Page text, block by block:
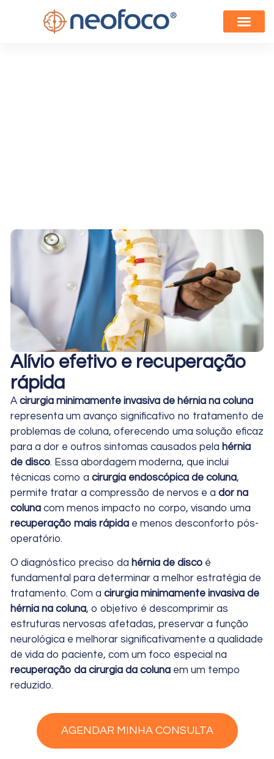
Alívio efetivo e recuperação
rápida
A cirurgia minimamente invasiva de hérnia na coluna
representa um avanço significativo no tratamento de
problemas de coluna, oferecendo uma solução eficaz
para a dor e outros sintomas causados pela hérnia
de disco. Essa abordagem moderna, que inclui
técnicas como a cirurgia endoscópica de coluna,
permite tratar a compressão de nervos e a dor na
coluna com menos impacto no corpo, visando uma
recuperação mais rápida e menos desconforto pós-
operatório.
O diagnóstico preciso da hérnia de disco é
fundamental para determinar a melhor estratégia de
tratamento. Com a cirurgia minimamente invasiva de
hérnia na coluna, o objetivo é descomprimir as
estruturas nervosas afetadas, preservar a função
neurológica e melhorar significativamente a qualidade
de vida do paciente, com um foco especial na
recuperação da cirurgia da coluna em um tempo
reduzido.
AGENDAR MINHA CONSULTA